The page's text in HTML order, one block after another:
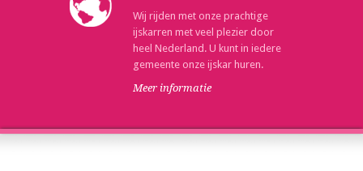
Wij rijden met onze prachtige
ijskarren met veel plezier door
heel Nederland. U kunt in iedere
gemeente onze ijskar huren.
Meer informatie